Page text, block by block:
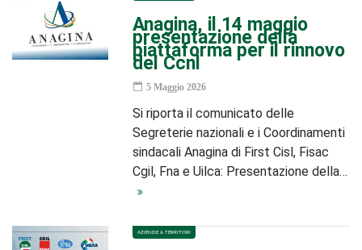
Anagina, il 14 maggio
presentazione della
piattaforma per il rinnovo
del Ccnl
5 Maggio 2026
Si riporta il comunicato delle
Segreterie nazionali e i Coordinamenti
sindacali Anagina di First Cisl, Fisac
Cgil, Fna e Uilca: Presentazione della…
AZIENDE & TERRITORI